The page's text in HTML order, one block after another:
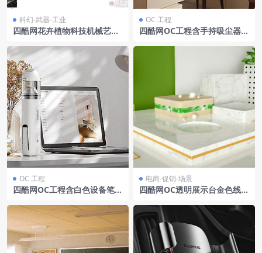
科幻-武器-工业
四酷网花卉植物科技机械艺术
OC 工程
四酷网OC工程含手持吸尘器白
居家场景
OC 工程
四酷网OC工程含白色设备笔记
电商-促销-场景
四酷网OC透明展示台金色线条
型工程